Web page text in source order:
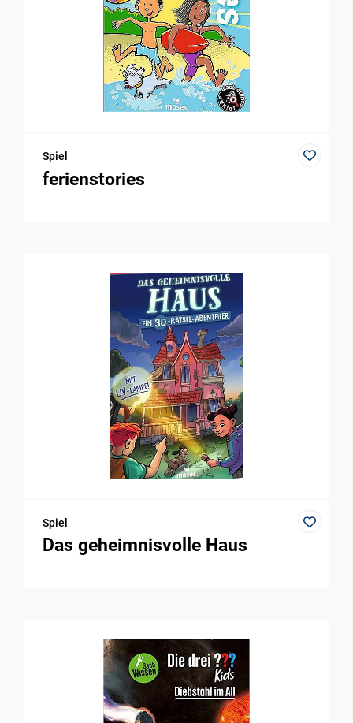
Spiel
ferienstories
Spiel
Das geheimnisvolle Haus